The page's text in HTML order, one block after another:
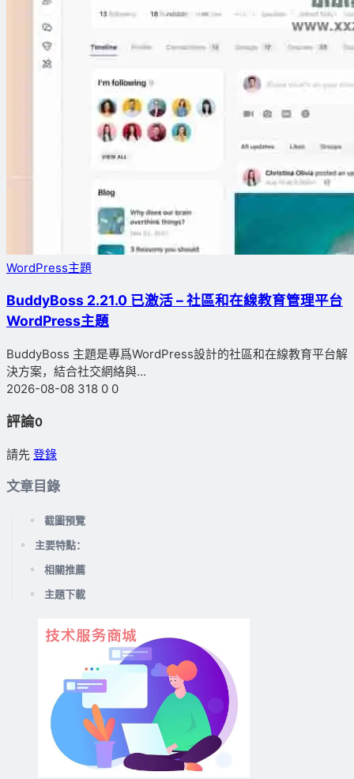
WordPress主題
BuddyBoss 2.21.0 已激活 – 社區和在線教育管理平台
WordPress主題
BuddyBoss 主題是專爲WordPress設計的社區和在線教育平台解
決方案，結合社交網絡與...
2026-08-08 318 0 0
評論0
請先 登錄
文章目錄
截圖預覽
主要特點：
相關推薦
主題下載